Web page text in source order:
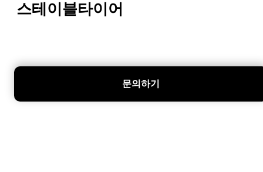
스테이블타이어
문의하기